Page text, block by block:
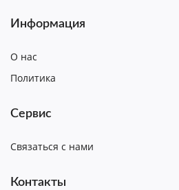
Информация
О нас
Политика
Сервис
Связаться с нами
Контакты